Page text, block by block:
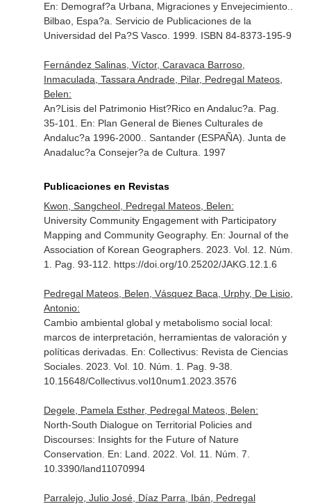
En: Demograf?a Urbana, Migraciones y Envejecimiento.
Bilbao, Espa?a. Servicio de Publicaciones de la
Universidad del Pa?S Vasco. 1999. ISBN 84-8373-195-9
Fernández Salinas, Víctor, Caravaca Barroso,
Inmaculada, Tassara Andrade, Pilar, Pedregal Mateos,
Belen:
An?Lisis del Patrimonio Hist?Rico en Andaluc?a. Pag.
35-101. En: Plan General de Bienes Culturales de
Andaluc?a 1996-2000.
. Santander (ESPAÑA). Junta de
Anadaluc?a Consejer?a de Cultura. 1997
Publicaciones en Revistas
Kwon, Sangcheol, Pedregal Mateos, Belen:
University Community Engagement with Participatory
Mapping and Community Geography. En: Journal of the
Association of Korean Geographers. 2023. Vol. 12. Núm.
1. Pag. 93-112. https://doi.org/10.25202/JAKG.12.1.6
Pedregal Mateos, Belen, Vásquez Baca, Urphy, De Lisio,
Antonio:
Cambio ambiental global y metabolismo social local:
marcos de interpretación, herramientas de valoración y
políticas derivadas. En: Collectivus: Revista de Ciencias
Sociales. 2023. Vol. 10. Núm. 1. Pag. 9-38.
10.15648/Collectivus.vol10num1.2023.3576
Degele, Pamela Esther, Pedregal Mateos, Belen:
North-South Dialogue on Territorial Policies and
Discourses: Insights for the Future of Nature
Conservation. En: Land . 2022. Vol. 11. Núm. 7.
10.3390/land11070994
Parralejo, Julio José, Díaz Parra, Ibán, Pedregal